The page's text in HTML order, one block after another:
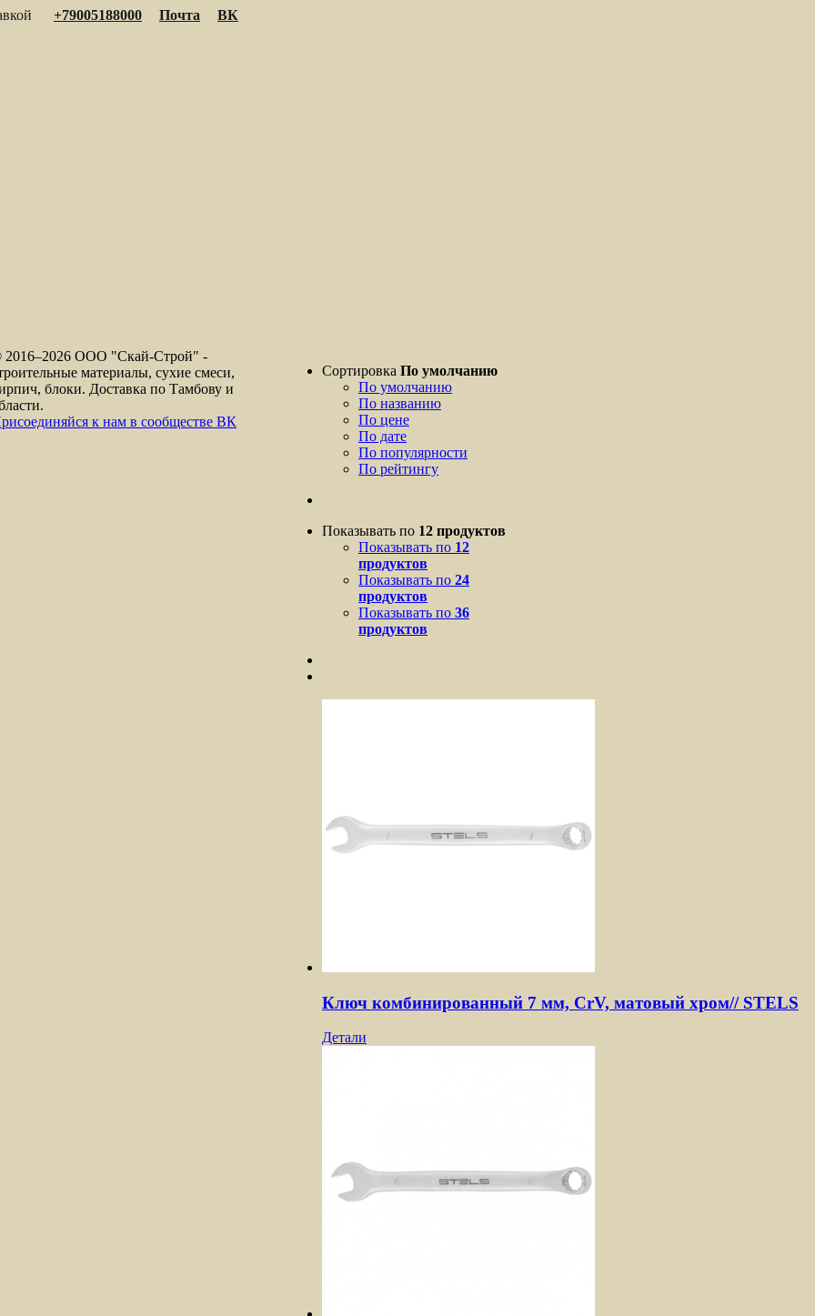
+79005188000 Почта ВК
Сортировка По умолчанию
По умолчанию
По названию
По цене
По дате
По популярности
По рейтингу
Показывать по 12 продуктов
Показывать по 12
продуктов
Показывать по 24
продуктов
Показывать по 36
продуктов
Ключ комбинированный 7 мм, CrV, матовый хром// STELS
Детали
2016–2026 ООО "Скай-Строй" -
материалы, сухие смеси,
блоки. Доставка по Тамбову и
к нам в сообществе ВК